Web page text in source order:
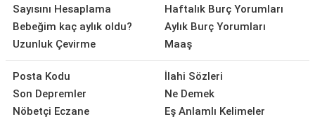
Sayısını Hesaplama
Bebeğim kaç aylık oldu?
Uzunluk Çevirme
Haftalık Burç Yorumları
Aylık Burç Yorumları
Maaş
Posta Kodu
Son Depremler
Nöbetçi Eczane
İlahi Sözleri
Ne Demek
Eş Anlamlı Kelimeler